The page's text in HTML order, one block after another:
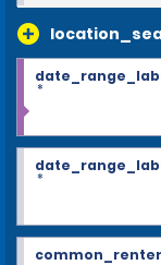
*
*